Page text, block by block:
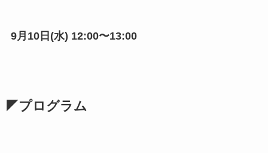
9月10日(水) 12:00〜13:00
◤プログラム